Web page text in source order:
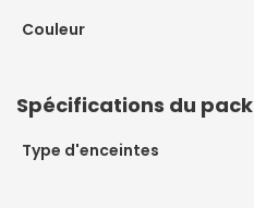
Couleur
Spécifications du pack
Type d'enceintes